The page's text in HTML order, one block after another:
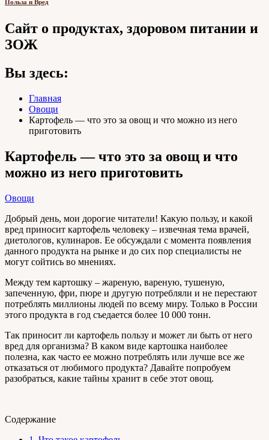
Польза и Вред
Сайт о продуктах, здоровом питании и
ЗОЖ
Вы здесь:
Главная
Овощи
Картофель — что это за овощ и что можно из него
приготовить
Картофель — что это за овощ и что
можно из него приготовить
Овощи
Добрый день, мои дорогие читатели! Какую пользу, и какой
вред приносит картофель человеку – извечная тема врачей,
диетологов, кулинаров. Ее обсуждали с момента появления
данного продукта на рынке и до сих пор специалисты не
могут сойтись во мнениях.
Между тем картошку – жареную, вареную, тушеную,
запеченную, фри, пюре и другую потребляли и не перестают
потреблять миллионы людей по всему миру. Только в России
этого продукта в год съедается более 10 000 тонн.
Так приносит ли картофель пользу и может ли быть от него
вред для организма? В каком виде картошка наиболее
полезна, как часто ее можно потреблять или лучше все же
отказаться от любимого продукта? Давайте попробуем
разобраться, какие тайны хранит в себе этот овощ.
Содержание